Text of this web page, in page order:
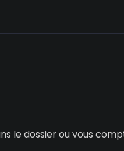
le dossier ou vous